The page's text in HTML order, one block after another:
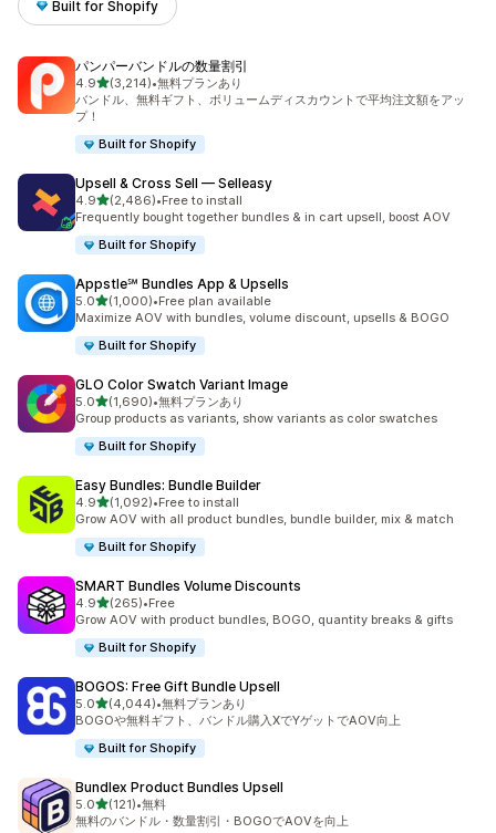
Built for Shopify
パンパーバンドルの数量割引
4.95つ星中
(3,214)
合計レビュー数：3214件
•無料プランあり
バンドル、無料ギフト、ボリュームディスカウントで平均注文額をアッ
プ！
Built for Shopify
Upsell & Cross Sell — Selleasy
4.95つ星中
(2,486)
合計レビュー数：2486件
•Free to install
Frequently bought together bundles & in cart upsell, boost AOV
Built for Shopify
Appstle℠ Bundles App & Upsells
5.05つ星中
(1,000)
合計レビュー数：1000件
•Free plan available
Maximize AOV with bundles, volume discount, upsells & BOGO
Built for Shopify
GLO Color Swatch Variant Image
5.05つ星中
(1,690)
合計レビュー数：1690件
•無料プランあり
Group products as variants, show variants as color swatches
Built for Shopify
Easy Bundles: Bundle Builder
4.95つ星中
(1,092)
合計レビュー数：1092件
•Free to install
Grow AOV with all product bundles, bundle builder, mix & match
Built for Shopify
SMART Bundles Volume Discounts
4.95つ星中
(265)
合計レビュー数：265件
•Free
Grow AOV with product bundles, BOGO, quantity breaks & gifts
Built for Shopify
BOGOS: Free Gift Bundle Upsell
5.05つ星中
(4,044)
合計レビュー数：4044件
•無料プランあり
BOGOや無料ギフト、バンドル購入XでYゲットでAOV向上
Built for Shopify
Bundlex Product Bundles Upsell
5.05つ星中
(121)
合計レビュー数：121件
•無料
無料のバンドル・数量割引・BOGOでAOVを向上